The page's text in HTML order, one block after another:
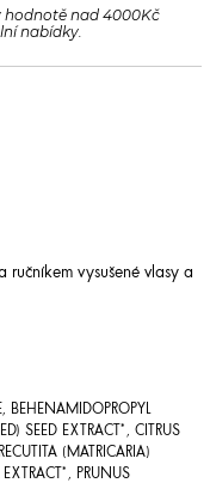
hodnotě nad 4000Kč
nabídky.
ručníkem vysušené vlasy a
BEHENAMIDOPROPYL
SEED EXTRACT*, CITRUS
(MATRICARIA)
PRUNUS